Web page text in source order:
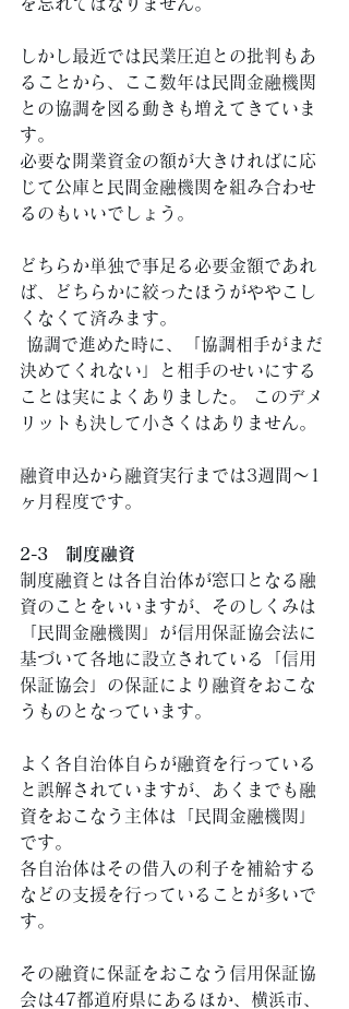
しかし最近では民業圧迫との批判もあ
ることから、ここ数年は民間金融機関
との協調を図る動きも増えてきていま
す。
必要な開業資金の額が大きければに応
じて公庫と民間金融機関を組み合わせ
るのもいいでしょう。
どちらか単独で事足る必要金額であれ
ば、どちらかに絞ったほうがややこし
くなくて済みます。
決めてくれない」と相手のせいにする
ことは実によくありました。 このデメ
リットも決して小さくはありません。
融資申込から融資実行までは3週間～1
ヶ月程度です。
2-3　制度融資
制度融資とは各自治体が窓口となる融
資のことをいいますが、そのしくみは
「民間金融機関」が信用保証協会法に
基づいて各地に設立されている「信用
保証協会」の保証により融資をおこな
うものとなっています。
よく各自治体自らが融資を行っている
と誤解されていますが、あくまでも融
資をおこなう主体は「民間金融機関」
です。
各自治体はその借入の利子を補給する
などの支援を行っていることが多いで
す。
その融資に保証をおこなう信用保証協
会は47都道府県にあるほか、横浜市、